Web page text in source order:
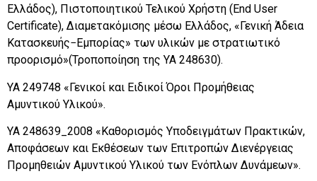
Ελλάδος), Πιστοποιητικού Τελικού Χρήστη (End User
Certificate), Διαμετακόμισης μέσω Ελλάδος, «Γενική Άδεια
Κατασκευής−Εμπορίας» των υλικών με στρατιωτικό
προορισμό»(Τροποποίηση της ΥΑ 248630).
ΥΑ 249748 «Γενικοί και Ειδικοί Όροι Προμήθειας
Αμυντικού Υλικού».
ΥΑ 248639_2008 «Καθορισμός Υποδειγμάτων Πρακτικών,
Αποφάσεων και Εκθέσεων των Επιτροπών Διενέργειας
Προμηθειών Αμυντικού Υλικού των Ενόπλων Δυνάμεων».